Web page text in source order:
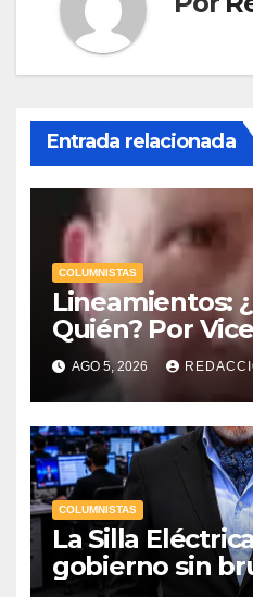
Entrada relacionada
COLUMNISTAS
Lineamientos:
Quién? Por
Hernández
AGO 5, 2026
COLUMNISTAS
La Silla
gobierno sin